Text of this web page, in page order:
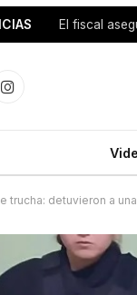
Instagram
trucha: detuvieron a